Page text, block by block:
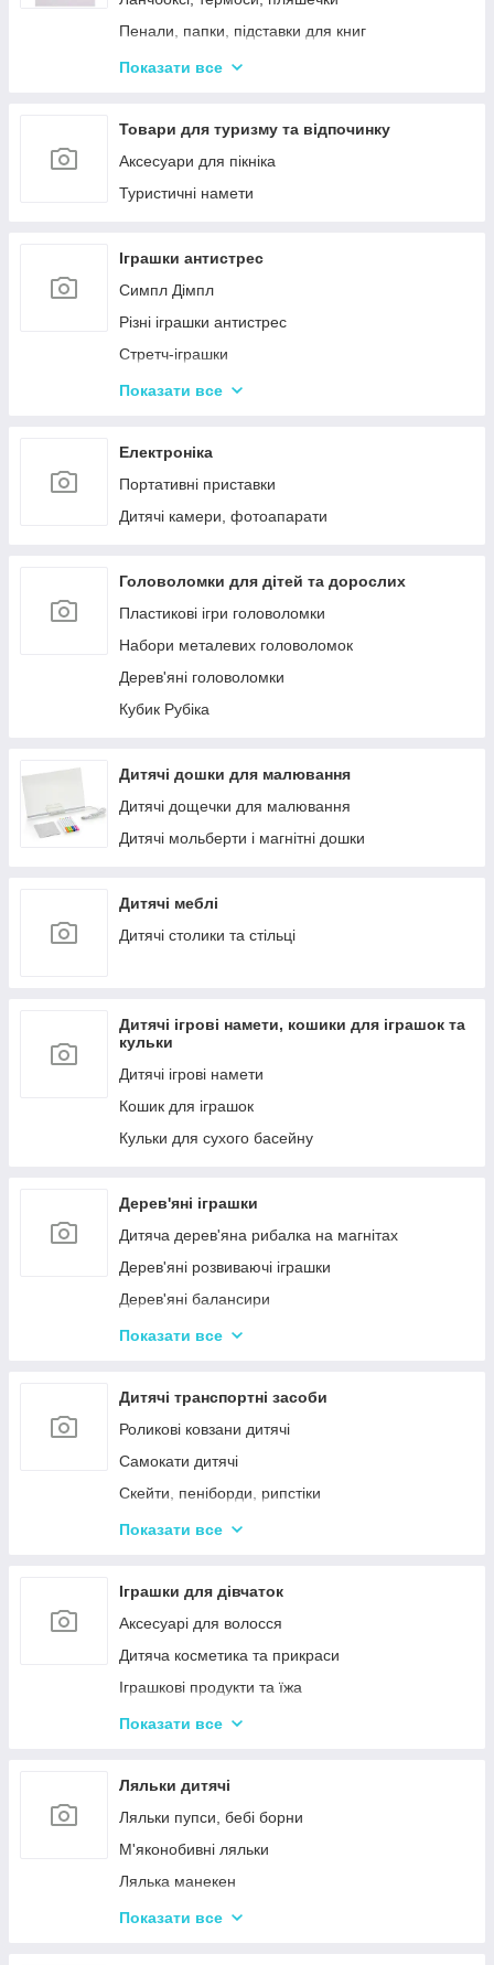
Пенали, папки, підставки для книг
Фарбі, пензлики, альбоми
Зошити, блокноти, щоденники, обкладинки
Наклейки, стікери, закладки
Кольоровий папір, картон, клей
Циркулі, лінійки, трафарети
Художні аксесуари та інструменти
Показати все
Товари для туризму та відпочинку
Аксесуари для пікніка
Туристичні намети
Іграшки антистрес
Симпл Дімпл
Різні іграшки антистрес
Стретч-іграшки
Іграшки Pop it
Показати все
Електроніка
Портативні приставки
Дитячі камери, фотоапарати
Головоломки для дітей та дорослих
Пластикові ігри головоломки
Набори металевих головоломок
Дерев'яні головоломки
Кубик Рубіка
Дитячі дошки для малювання
Дитячі дощечки для малювання
Дитячі мольберти і магнітні дошки
Дитячі меблі
Дитячі столики та стільці
Дитячі ігрові намети, кошики для іграшок та
кульки
Дитячі ігрові намети
Кошик для іграшок
Кульки для сухого басейну
Дерев'яні іграшки
Дитяча дерев'яна рибалка на магнітах
Дерев'яні розвиваючі іграшки
Дерев'яні балансири
Дерев'яні пазли для дорослих
Дерев'яні іграшки-лабіринти
Дерев'яні іграшкові кубики, пірамідки
Дерев'яні іграшки-шнурівки
Дерев'яні дитячі конструктори
Різні дерев'яні іграшки
Показати все
Дитячі транспортні засоби
Роликові ковзани дитячі
Самокати дитячі
Скейти, пеніборди, рипстіки
Каталки та толокари
Показати все
Іграшки для дівчаток
Аксесуарі для волосся
Дитяча косметика та прикраси
Іграшкові продукти та їжа
Іграшковий посуд
Дитячі ігрові набори для прибирання
Дитячі рольові набори лікаря
Дитячий ігровий набір кухня
Дитячий ігровий магазин, касса
Іграшковий салон краси, трюмо
Показати все
Ляльки дитячі
Ляльки пупси, бебі борни
М'яконобивні ляльки
Лялька манекен
Барбі та схожі ляльки
Показати все